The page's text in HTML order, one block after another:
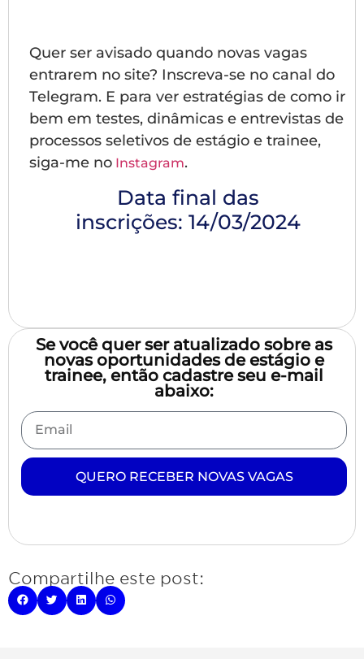
Quer ser avisado quando novas vagas
entrarem no site? Inscreva-se no canal do
Telegram. E para ver estratégias de como ir
bem em testes, dinâmicas e entrevistas de
processos seletivos de estágio e trainee,
siga-me no Instagram.
Data final das
inscrições: 14/03/2024
Se você quer ser atualizado sobre as
novas oportunidades de estágio e
trainee, então cadastre seu e-mail
abaixo:
QUERO RECEBER NOVAS VAGAS
Compartilhe este post: